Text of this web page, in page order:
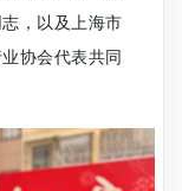
，以及上海市
协会代表共同